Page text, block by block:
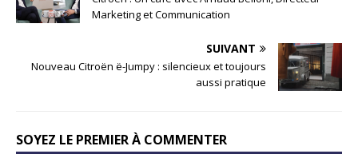
Marketing et Communication
SUIVANT
Nouveau Citroën ë-Jumpy : silencieux et toujours
aussi pratique
SOYEZ LE PREMIER À COMMENTER